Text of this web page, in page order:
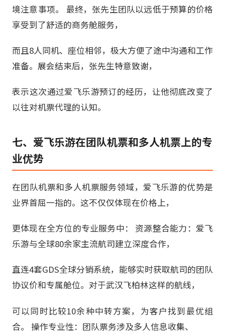
境注意事项。 最终，张先生团队以远低于预算的价格
享受到了舒适的商务舱服务，
而且8人同机、座位相邻，极大方便了途中沟通和工作
准备。展会结束后，张先生特意致谢，
表示这次通过爱飞乐游预订的经历，让他彻底改变了
以往对机票代理的认知。
七、爱飞乐游在团队机票和多人机票上的专
业优势
在团队机票和多人机票服务领域，爱飞乐游的优势是
业界首屈一指的。这不仅仅体现在价格上，
更体现在全方位的专业服务中： 资源整合能力：爱飞
乐游与全球80余家主流航司建立深度合作，
直连4套GDS全球分销系统，能够实时获取航司的团队
协议价和专属舱位。对于武汉飞柏林这样的航线，
可以同时比较10余种中转方案，为客户找到最优组
合。 操作专业性：团队票务涉及多人信息收集、